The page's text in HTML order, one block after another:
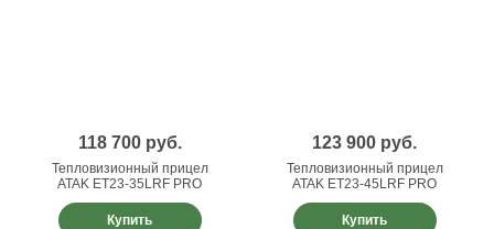
118 700 руб.
Тепловизионный прицел
ATAK ET23-35LRF PRO
Купить
123 900 руб.
Тепловизионный прицел
ATAK ET23-45LRF PRO
Купить